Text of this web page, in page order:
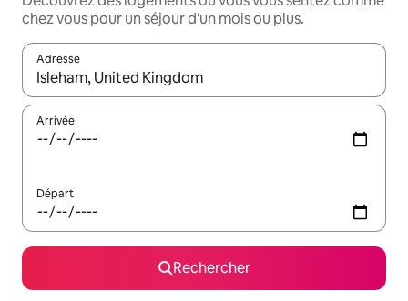
chez vous pour un séjour d'un mois ou plus.
Adresse
Lorsque les résultats s'affichent, utilisez les flèches vers le
Arrivée
Départ
Rechercher